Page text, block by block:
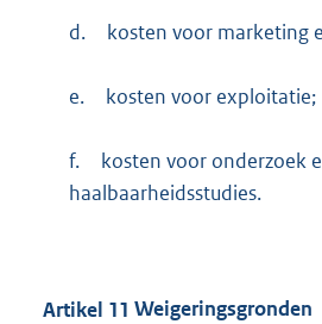
d. kosten voor marketing
e. kosten voor exploitatie;
f.
kosten voor onderzoek
haalbaarheidsstudies.
Artikel 11 Weigeringsgronden